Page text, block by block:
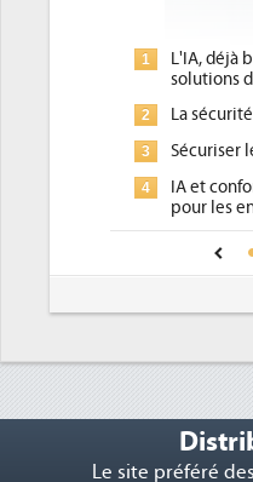
1
2
DEE,
4
DEE
Le site préféré